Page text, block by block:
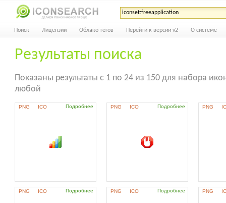
Поиск Лицензии Облако тегов Перейти к версии v2 О системе
Результаты поиска
Показаны результаты с 1 по 24 из 150 для набора
любой
PNG ICO Подробнее PNG ICO Подробнее PNG
PNG ICO Подробнее PNG ICO Подробнее PNG